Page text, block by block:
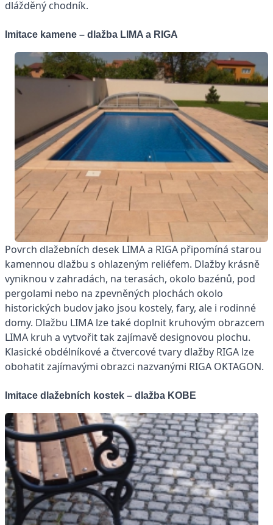
dlážděný chodník.
Imitace kamene – dlažba LIMA a RIGA
Povrch dlažebních desek LIMA a RIGA připomíná starou
kamennou dlažbu s ohlazeným reliéfem. Dlažby krásně
vyniknou v zahradách, na terasách, okolo bazénů, pod
pergolami nebo na zpevněných plochách okolo
historických budov jako jsou kostely, fary, ale i rodinné
domy. Dlažbu LIMA lze také doplnit kruhovým obrazcem
LIMA kruh a vytvořit tak zajímavě designovou plochu.
Klasické obdélníkové a čtvercové tvary dlažby RIGA lze
obohatit zajímavými obrazci nazvanými RIGA OKTAGON.
Imitace dlažebních kostek – dlažba KOBE